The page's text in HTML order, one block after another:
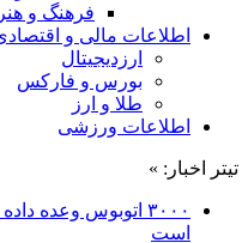
فرهنگ و هنر
اطلاعات مالی و
ارزدیجیتال
بورس و فارکس
طلا و ارز
اطلاعات ورزشی
تیتر اخبار: »
۳۰۰۰ اتوبوس وعده
است